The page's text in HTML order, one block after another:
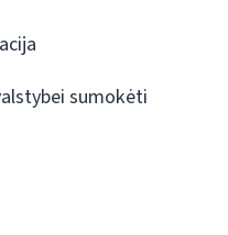
sumokėti